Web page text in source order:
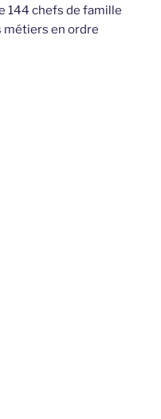
144 chefs de famille
métiers en ordre